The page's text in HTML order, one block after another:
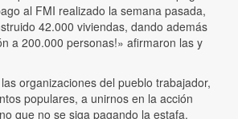
al FMI realizado la semana pasada,
42.000 viviendas, dando además
a 200.000 personas!» afirmaron las y
organizaciones del pueblo trabajador,
populares, a unirnos en la acción
que no se siga pagando la estafa.